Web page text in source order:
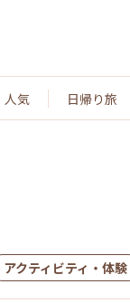
人気 日帰り旅
アクティビティ・体験